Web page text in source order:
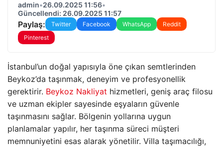
admin•26.09.2025 11:56•
Güncellendi: 26.09.2025 11:57
Paylaş: Twitter Facebook WhatsApp
Reddit
Pinterest
İstanbul’un doğal yapısıyla öne çıkan semtlerinden
Beykoz’da taşınmak, deneyim ve profesyonellik
gerektirir. Beykoz Nakliyat hizmetleri, geniş araç filosu
ve uzman ekipler sayesinde eşyaların güvenle
taşınmasını sağlar. Bölgenin yollarına uygun
planlamalar yapılır, her taşınma süreci müşteri
memnuniyetini esas alarak yönetilir. Villa taşımacılığı,